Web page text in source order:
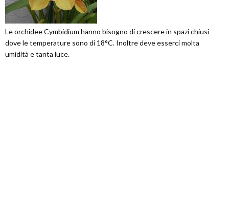
Le orchidee Cymbidium hanno bisogno di crescere in spazi chiusi
dove le temperature sono di 18°C. Inoltre deve esserci molta
umidità e tanta luce.